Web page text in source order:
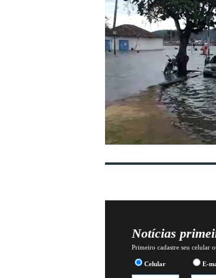
Notícias
Primeiro cadastre seu celular
Celular E-